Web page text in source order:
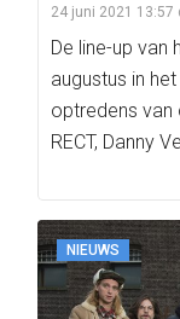
24 juni 2021 13:57
De line-up van
augustus in
optredens van
RECT, Danny
NIEUWS